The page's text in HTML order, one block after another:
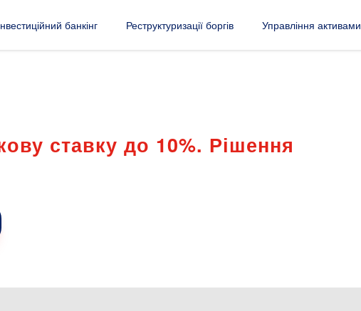
банкінг Реструктуризації боргів Управління активами
ставку до 10%. Рішення